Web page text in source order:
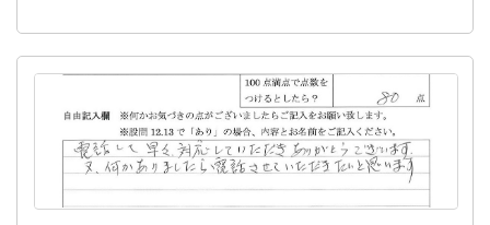
集長さんにもよろしく…